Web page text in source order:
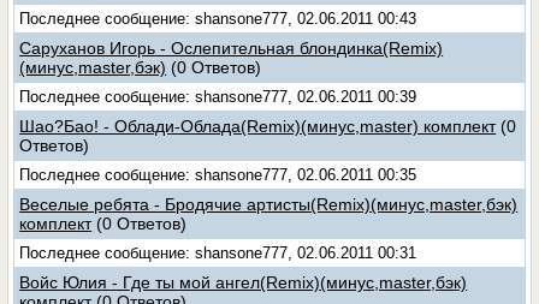
Последнее сообщение: shansone777, 02.06.2011 00:43
Саруханов Игорь - Ослепительная блондинка(Remix)
(минус,master,бэк) (0 Ответов)
Последнее сообщение: shansone777, 02.06.2011 00:39
Шао?Бао! - Облади-Облада(Remix)(минус,master) комплект (0
Ответов)
Последнее сообщение: shansone777, 02.06.2011 00:35
Веселые ребята - Бродячие артисты(Remix)(минус,master,бэк)
комплект (0 Ответов)
Последнее сообщение: shansone777, 02.06.2011 00:31
Войс Юлия - Где ты мой ангел(Remix)(минус,master,бэк)